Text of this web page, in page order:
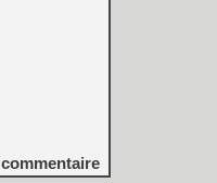
commentaire